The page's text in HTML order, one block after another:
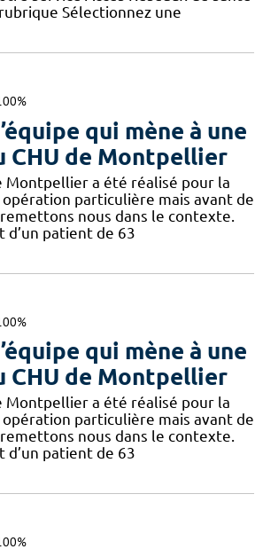
Sélectionnez une
qui mène à une
CHU de Montpellier
Montpellier a été réalisé pour la
particulière mais avant de
nous dans le contexte.
d’un patient de 63
qui mène à une
CHU de Montpellier
Montpellier a été réalisé pour la
particulière mais avant de
nous dans le contexte.
d’un patient de 63